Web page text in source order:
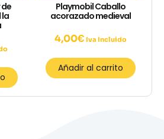
la
Playmobil Caballo
acorazado medieval
4,00€ Iva Incluido
Añadir al carrito